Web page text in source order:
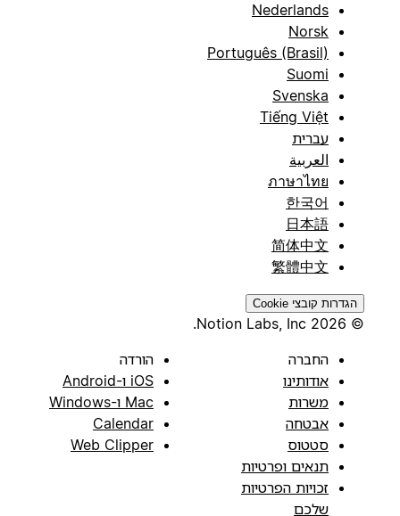
Nederlands
Norsk
Português (Brasil)
Suomi
Svenska
Tiếng Việt
עברית
العربية
ภาษาไทย
한국어
日本語
简体中文
繁體中文
הגדרות קובצי Cookie
© 2026 Notion Labs, Inc.
החברה
אודותינו
משרות
אבטחה
סטטוס
תנאים ופרטיות
זכויות הפרטיות
שלכם
הורדה
iOS ו-Android
Mac ו-Windows
Calendar
Web Clipper